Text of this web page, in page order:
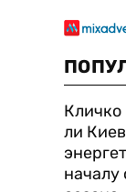
Кличко
ли
началу